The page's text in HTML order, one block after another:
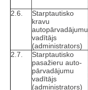
2.6.
Starptautisko
kravu
autopārvadājumu
vadītājs
(administrators)
2.7.
Starptautisko
pasažieru auto­
pārvadājumu
vadītājs
(administrators)